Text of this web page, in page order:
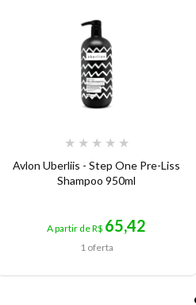
★ ★ ★ ★ ★
Avlon Uberliis - Step One Pre-Liss
Shampoo 950ml
A partir de R$ 65,42
1 oferta